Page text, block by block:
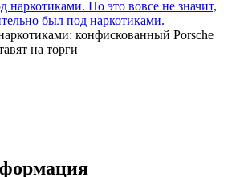
наркотиками. Но это вовсе не значит,
был под наркотиками.
конфискованный Porsche
на торги